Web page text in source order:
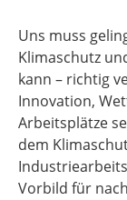
Uns muss
Klimaschutz
kann – richtig
Innovation,
Arbeitsplätze
dem
Vorbild für